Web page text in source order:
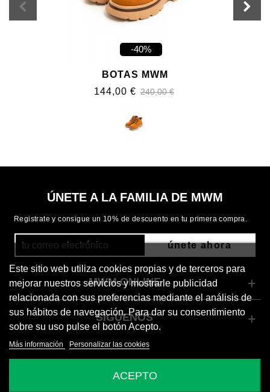
-40%
BOTAS MWM
144,00 € 240,00 €
ÚNETE A LA FAMILIA DE MWM
Registrate y consigue un 10% de descuento en tu primera compra.
únete ahora
Este sitio web utiliza cookies propias y de terceros para
mejorar nuestros servicios y mostrarle publicidad
relacionada con sus preferencias mediante el análisis de
sus hábitos de navegación. Para dar su consentimiento
sobre su uso pulse el botón Acepto.
Más información Personalizar las cookies
ACEPTO
MWM ONLINE
SÍGUENOS